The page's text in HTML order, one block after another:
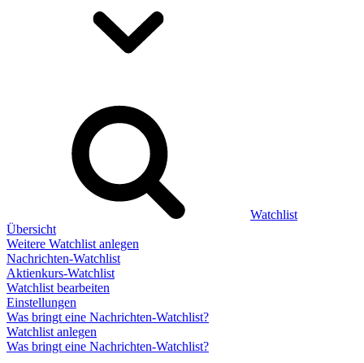
Watchlist
Übersicht
Weitere Watchlist anlegen
Nachrichten-Watchlist
Aktienkurs-Watchlist
Watchlist bearbeiten
Einstellungen
Was bringt eine Nachrichten-Watchlist?
Watchlist anlegen
Was bringt eine Nachrichten-Watchlist?